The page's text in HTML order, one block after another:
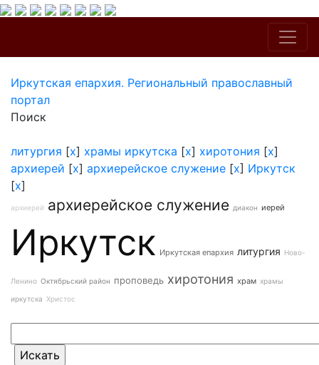
Иркутская епархия. Региональный православный
портал
Поиск
литургия [x] храмы иркутска [x] хиротония [x]
архиерей [x] архиерейское служение [x] Иркутск
[x]
архиерей архиерейское служение диакон иерей
Иркутск Иркутская епархия литургия Ново-
Ленино Октябрьский район проповедь хиротония храм храмы
иркутска Христос